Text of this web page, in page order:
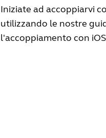
Iniziate ad accoppiarvi
utilizzando le nostre
l'accoppiamento con